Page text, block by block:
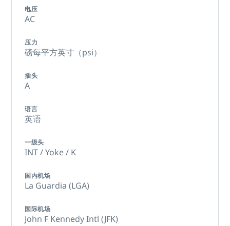
电压
AC
压力
磅每平方英寸（psi）
插头
A
语言
英语
一级头
INT / Yoke / K
国内机场
La Guardia (LGA)
国际机场
John F Kennedy Intl (JFK)